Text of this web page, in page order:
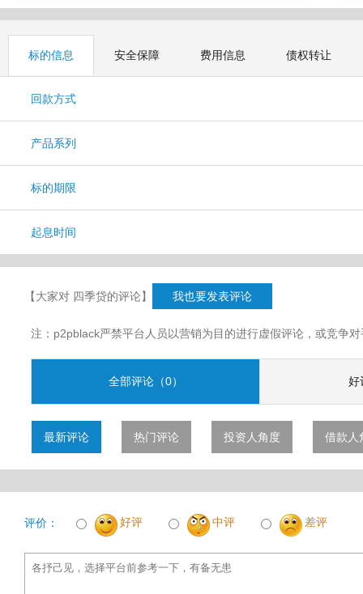
标的信息 安全保障 费用信息 债权转让
回款方式
产品系列
标的期限
起息时间
【大家对 四季贷的评论】 我也要发表评论
注：p2pblack严禁平台人员以营销为目的进行虚假评论，或竞争
全部评论（0） 好
最新评论 热门评论 投资人角度 借款人
评价： 好评 中评 差评